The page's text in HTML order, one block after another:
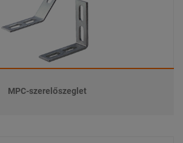
MPC-szerelőszeglet